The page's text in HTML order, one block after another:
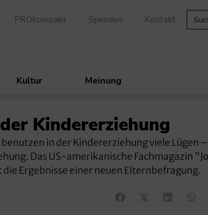
PROkompakt Spenden Kontakt
Kultur Meinung
Kindererziehung
in der Kindererziehung viele Lügen
Das US-amerikanische Fachmagazin
Ergebnisse einer neuen Elternbefragung.